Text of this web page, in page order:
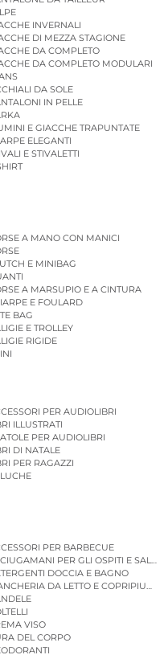
INVERNALI
DI MEZZA STAGIONE
DA COMPLETO
DA COMPLETO MODULARI
DA SOLE
IN PELLE
E GIACCHE TRAPUNTATE
ELEGANTI
E STIVALETTI
A MANO CON MANICI
E MINIBAG
A MARSUPIO E A CINTURA
E FOULARD
BAG
E TROLLEY
RIGIDE
PER AUDIOLIBRI
ILLUSTRATI
PER AUDIOLIBRI
DI NATALE
PER RAGAZZI
PER BARBECUE
PER GLI OSPITI E
DOCCIA E BAGNO
DA LETTO E COPRIPIUMINI
VISO
DEL CORPO